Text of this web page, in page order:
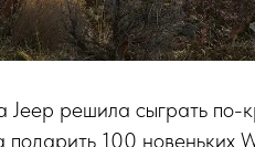
решила сыграть по-
100 новеньких